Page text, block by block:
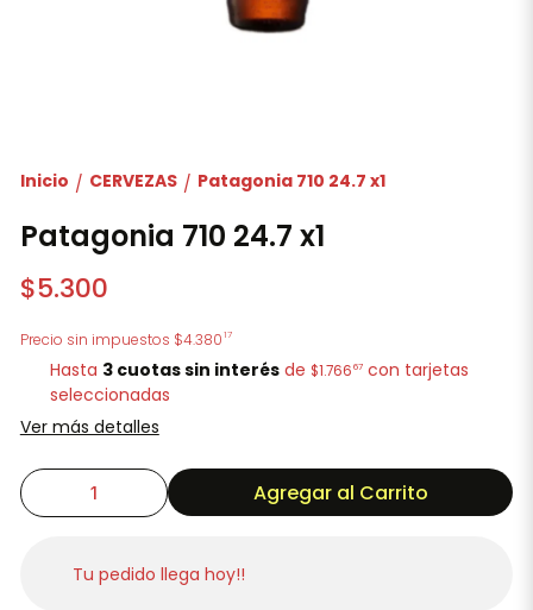
Inicio / CERVEZAS / Patagonia 710 24.7 x1
Patagonia 710 24.7 x1
$5.300
Precio sin impuestos $4.38017
Hasta 3 cuotas sin interés de $1.766 67 con tarjetas
seleccionadas
Ver más detalles
Agregar al Carrito
Tu pedido llega hoy!!